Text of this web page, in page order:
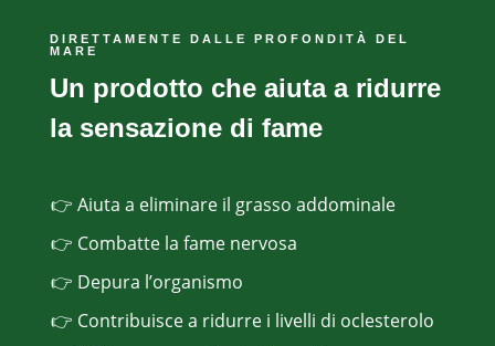
DIRETTAMENTE DALLE PROFONDITÀ DEL
MARE
Un prodotto che aiuta a ridurre
la sensazione di fame
👉 Aiuta a eliminare il grasso addominale
👉 Combatte la fame nervosa
👉 Depura l’organismo
👉 Contribuisce a ridurre i livelli di oclesterolo